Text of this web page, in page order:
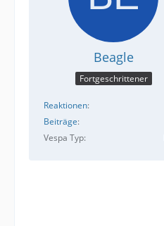
Beagle
Fortgeschrittener
Reaktionen
Beiträge
Vespa Typ